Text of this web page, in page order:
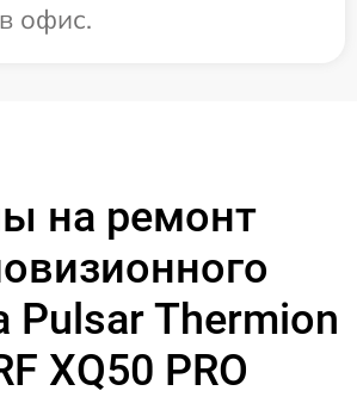
офис.
на ремонт
Pulsar Thermion
XQ50 PRO